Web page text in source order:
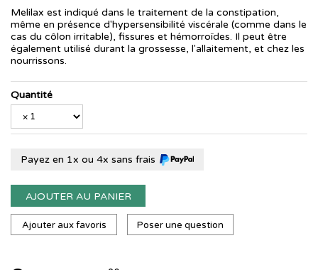
Melilax est indiqué dans le traitement de la constipation,
même en présence d'hypersensibilité viscérale (comme dans le
cas du côlon irritable), fissures et hémorroïdes. Il peut être
également utilisé durant la grossesse, l'allaitement, et chez les
nourrissons.
Quantité
Payez en 1x ou 4x sans frais
AJOUTER AU PANIER
Ajouter aux favoris Poser une question